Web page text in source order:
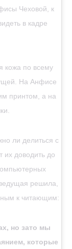
Чеховой, к
в кадре
кожа по всему
На Анфисе
принтом, а на
ли делиться с
их доводить до
решила,
к читающим:
но зато мы
которые